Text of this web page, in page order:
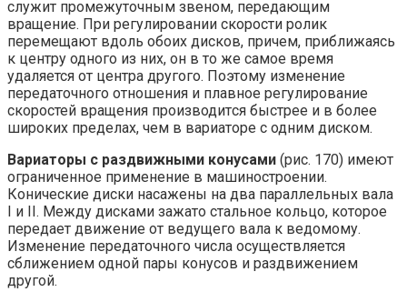
служит промежуточным звеном, переда­ющим
вращение. При регулировании скорости ролик
перемещают вдоль обоих дисков, причем, приближаясь
к центру одного из них, он в то же са­мое время
удаляется от центра другого. Поэтому изменение
передаточно­го отношения и плавное регулирование
скоростей вращения производит­ся быстрее и в более
широких пределах, чем в вариаторе с одним диском.
Вариаторы с раздвижными конусами (рис. 170) имеют
огра­ниченное применение в машиностроении.
Конические диски насажены на два параллельных вала
I и II. Между дисками зажато стальное кольцо, ко­торое
передает движение от ведущего вала к ведомому.
Изменение переда­точного числа осуществляется
сближением одной пары конусов и раздвижением
другой.